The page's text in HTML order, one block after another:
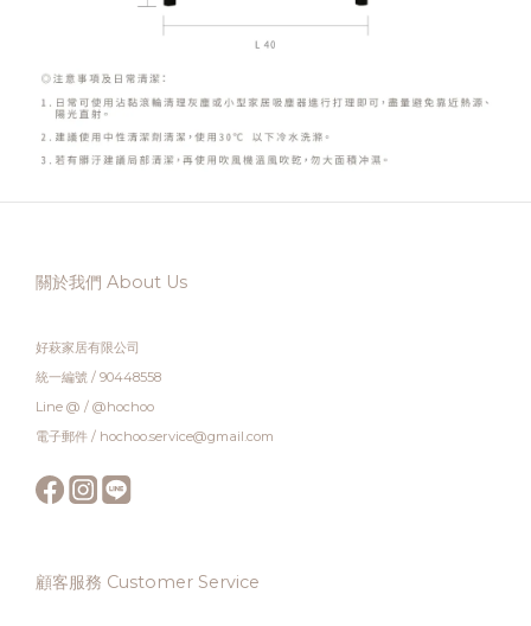
關於我們 About Us
好萩家居有限公司
統一編號 / 90448558
Line @ / @hochoo
電子郵件 / hochoo.service@gmail.com
顧客服務 Customer Service